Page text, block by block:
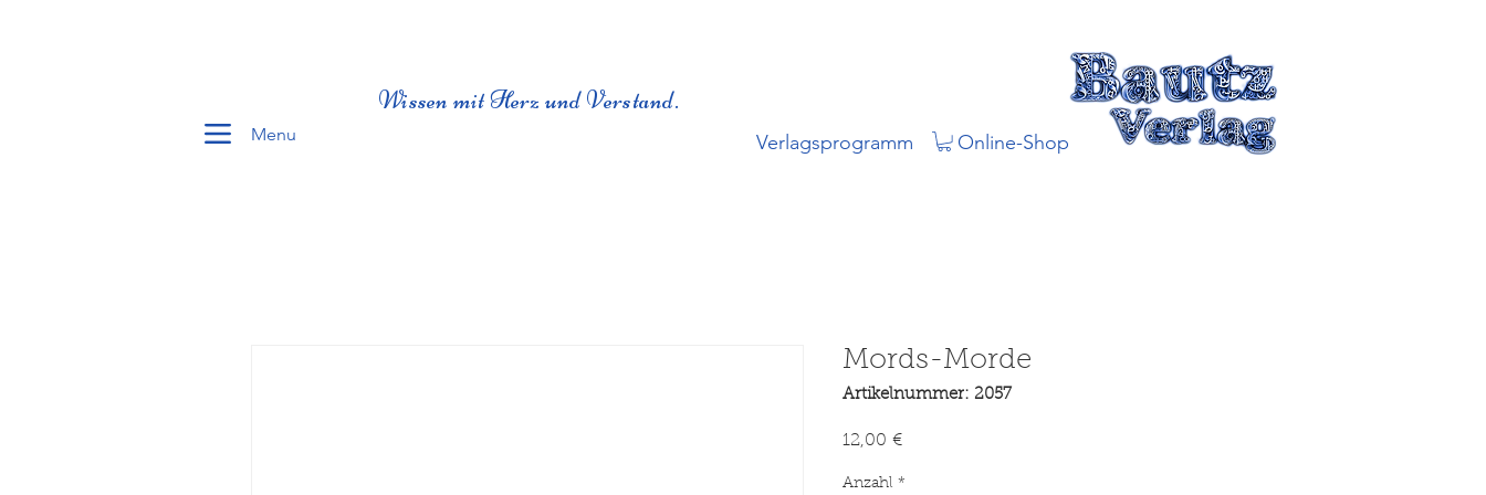
Menu
Wissen mit Herz und Verstand.
Verlagsprogramm Online-Shop
Mords-Morde
Artikelnummer: 2057
12,00 €Preis
Anzahl *